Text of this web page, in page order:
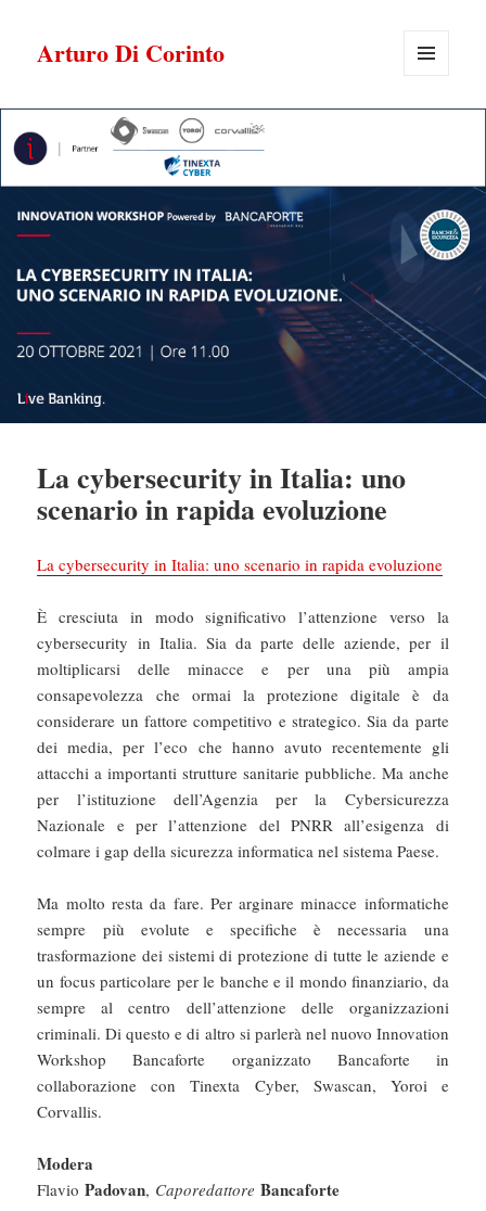
Arturo Di Corinto
La cybersecurity in Italia: uno
scenario in rapida evoluzione
La cybersecurity in Italia: uno scenario in rapida evoluzione
È cresciuta in modo significativo l’attenzione verso la
cybersecurity in Italia. Sia da parte delle aziende, per il
moltiplicarsi delle minacce e per una più ampia
consapevolezza che ormai la protezione digitale è da
considerare un fattore competitivo e strategico. Sia da parte
dei media, per l’eco che hanno avuto recentemente gli
attacchi a importanti strutture sanitarie pubbliche. Ma anche
per l’istituzione dell’Agenzia per la Cybersicurezza
Nazionale e per l’attenzione del PNRR all’esigenza di
colmare i gap della sicurezza informatica nel sistema Paese.
Ma molto resta da fare. Per arginare minacce informatiche
sempre più evolute e specifiche è necessaria una
trasformazione dei sistemi di protezione di tutte le aziende e
un focus particolare per le banche e il mondo finanziario, da
sempre al centro dell’attenzione delle organizzazioni
criminali. Di questo e di altro si parlerà nel nuovo Innovation
Workshop Bancaforte organizzato Bancaforte in
collaborazione con Tinexta Cyber, Swascan, Yoroi e
Corvallis.
Modera
FlavioPadovan, Caporedattore Bancaforte